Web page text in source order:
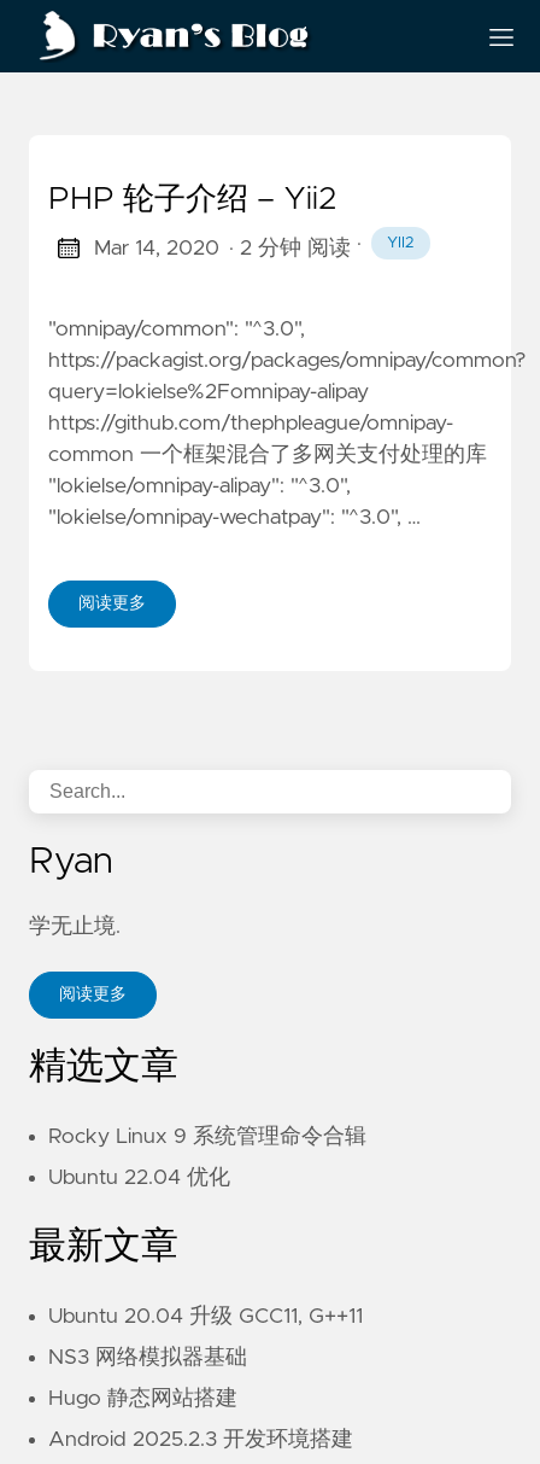
PHP 轮子介绍 – Yii2
Mar 14, 2020 · 2 分钟 阅读 · YII2
"omnipay/common": "^3.0",
https://packagist.org/packages/omnipay/common?
query=lokielse%2Fomnipay-alipay
https://github.com/thephpleague/omnipay-
common 一个框架混合了多网关支付处理的库
"lokielse/omnipay-alipay": "^3.0",
"lokielse/omnipay-wechatpay": "^3.0", …
阅读更多
Ryan
学无止境.
阅读更多
精选文章
Rocky Linux 9 系统管理命令合辑
Ubuntu 22.04 优化
最新文章
Ubuntu 20.04 升级 GCC11, G++11
NS3 网络模拟器基础
Hugo 静态网站搭建
Android 2025.2.3 开发环境搭建